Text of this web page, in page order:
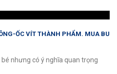
ỐC VÍT THÀNH PHẨM. MUA BU
nhưng có ý nghĩa quan trọng